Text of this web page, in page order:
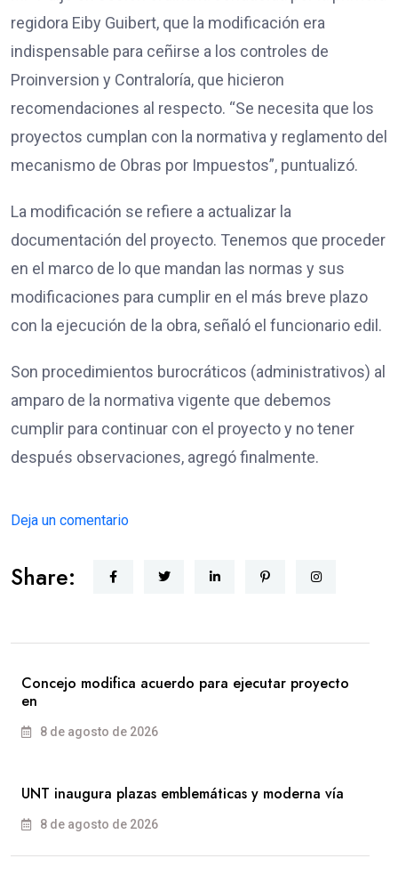
regidora Eiby Guibert, que la modificación era
indispensable para ceñirse a los controles de
Proinversion y Contraloría, que hicieron
recomendaciones al respecto. “Se necesita que los
proyectos cumplan con la normativa y reglamento del
mecanismo de Obras por Impuestos”, puntualizó.
La modificación se refiere a actualizar la
documentación del proyecto. Tenemos que proceder
en el marco de lo que mandan las normas y sus
modificaciones para cumplir en el más breve plazo
con la ejecución de la obra, señaló el funcionario edil.
Son procedimientos burocráticos (administrativos) al
amparo de la normativa vigente que debemos
cumplir para continuar con el proyecto y no tener
después observaciones, agregó finalmente.
Deja un comentario
Share:
Concejo modifica acuerdo para ejecutar proyecto
en
8 de agosto de 2026
UNT inaugura plazas emblemáticas y moderna vía
8 de agosto de 2026